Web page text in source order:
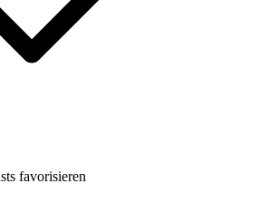
favorisieren